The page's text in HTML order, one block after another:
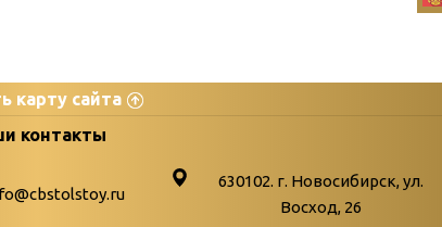
карту сайта
Бюллетень новых поступлений
Война. Народ. Победа.
контакты
630102. г. Новосибирск, ул.
Восход, 26